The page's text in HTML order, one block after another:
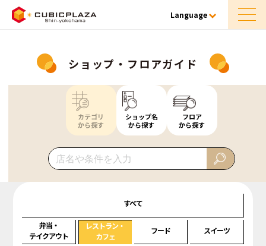
Language
ショップ・フロアガイド
カテゴリ
から探す
ショップ名
から探す
フロア
から探す
すべて
弁当・
テイクアウト
レストラン・
カフェ
フード スイーツ